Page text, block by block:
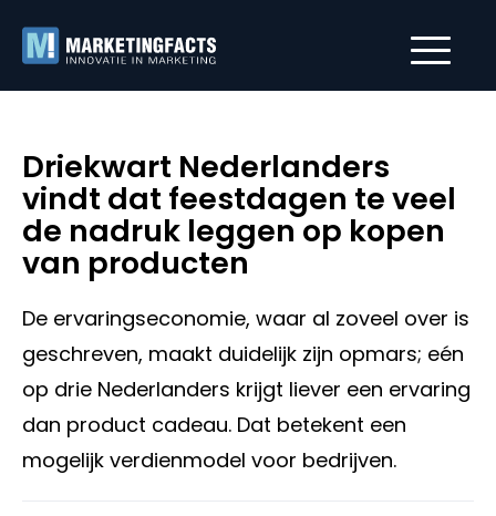
Driekwart Nederlanders
vindt dat feestdagen te veel
de nadruk leggen op kopen
van producten
De ervaringseconomie, waar al zoveel over is
geschreven, maakt duidelijk zijn opmars; eén
op drie Nederlanders krijgt liever een ervaring
dan product cadeau. Dat betekent een
mogelijk verdienmodel voor bedrijven.